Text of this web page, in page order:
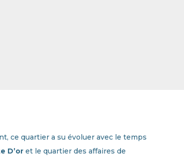
ce quartier a su évoluer avec le temps
D’or et le quartier des affaires de